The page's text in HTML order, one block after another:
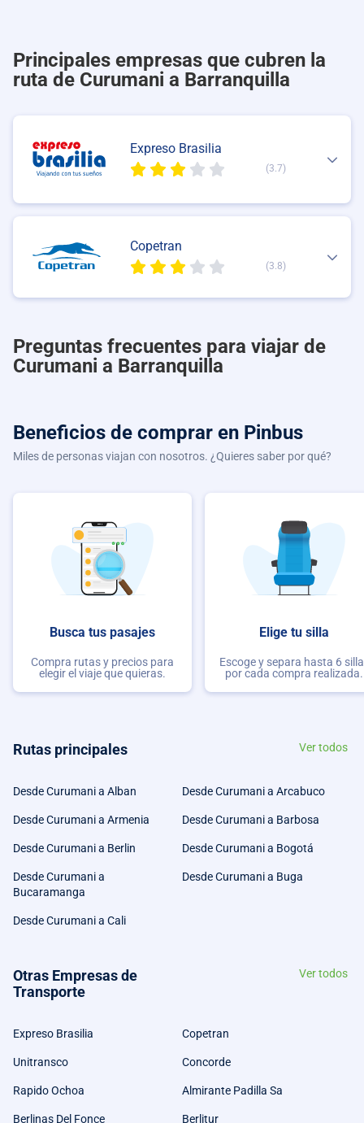
Principales empresas que cubren la
ruta de Curumani a Barranquilla
Expreso Brasilia
(3.7)
Copetran
(3.8)
Preguntas frecuentes para viajar de
Curumani a Barranquilla
Beneficios de comprar en Pinbus
Miles de personas viajan con nosotros. ¿Quieres saber por qué?
Busca tus pasajes
Compra rutas y precios para
elegir el viaje que quieras.
Elige tu silla
Escoge y separa hasta 6
por cada compra realizada.
Rutas principales Ver todos
Desde Curumani a Alban Desde Curumani a Arcabuco
Desde Curumani a Armenia Desde Curumani a Barbosa
Desde Curumani a Berlin Desde Curumani a Bogotá
Desde Curumani a
Bucaramanga
Desde Curumani a Buga
Desde Curumani a Cali
Otras Empresas de
Transporte
Ver todos
Expreso Brasilia Copetran
Unitransco Concorde
Rapido Ochoa Almirante Padilla Sa
Berlinas Del Fonce Berlitur